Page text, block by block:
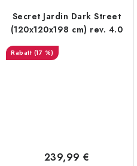
Secret Jardin Dark Street
(120x120x198 cm) rev. 4.0
(17 %)
239,99 €